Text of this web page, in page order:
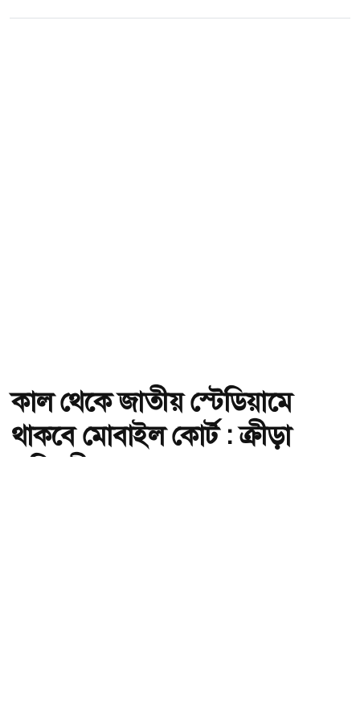
কাল থেকে জাতীয় স্টেডিয়ামে
থাকবে মোবাইল কোর্ট : ক্রীড়া